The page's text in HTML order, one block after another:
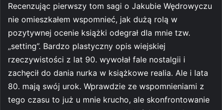
Recenzując pierwszy tom sagi o Jakubie Wędrowyczu
nie omieszkałem wspomnieć, jak dużą rolą w
pozytywnej ocenie książki odegrał dla mnie tzw.
„setting”. Bardzo plastyczny opis wiejskiej
rzeczywistości z lat 90. wywołał fale nostalgii i
zachęcił do dania nurka w książkowe realia. Ale i lata
80. mają swój urok. Wprawdzie ze wspomnieniami z
tego czasu to już u mnie krucho, ale skonfrontowanie